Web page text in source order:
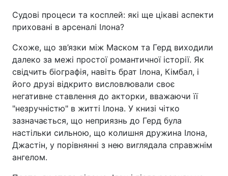
Судові процеси та косплей: які ще цікаві аспекти
приховані в арсеналі Ілона?
Схоже, що зв’язки між Маском та Герд виходили
далеко за межі простої романтичної історії. Як
свідчить біографія, навіть брат Ілона, Кімбал, і
його друзі відкрито висловлювали своє
негативне ставлення до акторки, вважаючи її
"незручністю" в житті Ілона. У книзі чітко
зазначається, що неприязнь до Герд була
настільки сильною, що колишня дружина Ілона,
Джастін, у порівнянні з нею виглядала справжнім
ангелом.